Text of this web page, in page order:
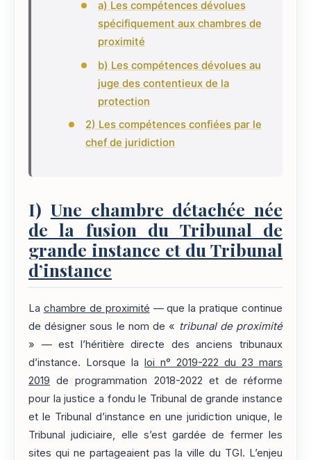
a) Les compétences dévolues
spécifiquement aux chambres de
proximité
b) Les compétences dévolues au
juge des contentieux de la
protection
2) Les compétences confiées par le
chef de juridiction
I) Une chambre détachée née
de la fusion du Tribunal de
grande instance et du Tribunal
d’instance
La chambre de proximité — que la pratique continue
de désigner sous le nom de « tribunal de proximité
» — est l’héritière directe des anciens tribunaux
d’instance. Lorsque la loi n° 2019-222 du 23 mars
2019 de programmation 2018-2022 et de réforme
pour la justice a fondu le Tribunal de grande instance
et le Tribunal d’instance en une juridiction unique, le
Tribunal judiciaire, elle s’est gardée de fermer les
sites qui ne partageaient pas la ville du TGI. L’enjeu